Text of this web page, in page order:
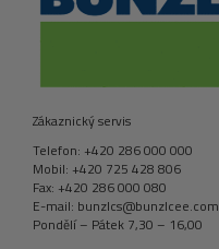
Zákaznický servis
Telefon: +420 286 000 000
Mobil: +420 725 428 806
Fax: +420 286 000 080
E-mail: bunzlcs@bunzlcee.com
Pondělí – Pátek 7,30 – 16,00